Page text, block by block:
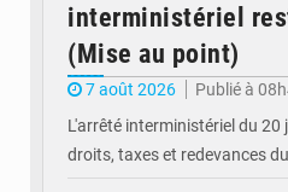
interministériel
(Mise au point)
7 août 2026
Publié à
L'arrêté interministériel du
droits, taxes et redevances